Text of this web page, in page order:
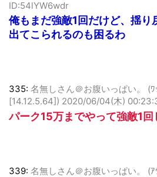
[126.204.195.101])
ID:54lYW6wdr
俺もまだ強敵1回だけど、揺り
335:名無しさん＠お腹いっぱい。 (
[14.12.5.64]) 2020/06/04(木)